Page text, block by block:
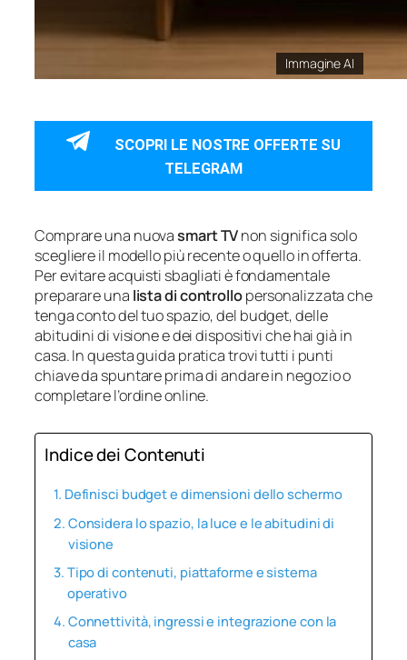
Immagine AI
SCOPRI LE NOSTRE OFFERTE SU
TELEGRAM
Comprare una nuovasmart TVnon significa solo
scegliere il modello più recente o quello in offerta.
Per evitare acquisti sbagliati è fondamentale
preparare una lista di controllopersonalizzata che
tenga conto del tuo spazio, del budget, delle
abitudini di visione e dei dispositivi che hai già in
casa. In questa guida pratica trovi tutti i punti
chiave da spuntare prima di andare in negozio o
completare l’ordine online.
Indice dei Contenuti
Definisci budget e dimensioni dello schermo
Considera lo spazio, la luce e le abitudini di
visione
Tipo di contenuti, piattaforme e sistema
operativo
Connettività, ingressi e integrazione con la
casa